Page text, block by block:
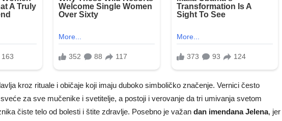
kroz rituale i običaje koji imaju duboko simboličko značenje. Vernici često
za sve mučenike i svetitelje, a postoji i verovanje da tri umivanja svetom
čiste telo od bolesti i štite zdravlje. Posebno je važan dan imendana Jelena, jer